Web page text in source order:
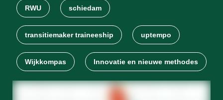
RWU schiedam
transitiemaker traineeship uptempo
Wijkkompas Innovatie en nieuwe methodes